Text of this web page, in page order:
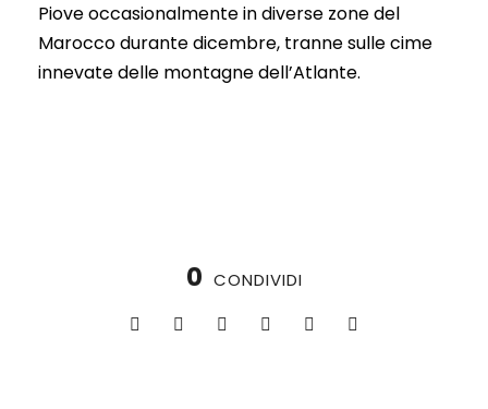
Piove occasionalmente in diverse zone del
Marocco durante dicembre, tranne sulle cime
innevate delle montagne dell’Atlante.
0 CONDIVIDI